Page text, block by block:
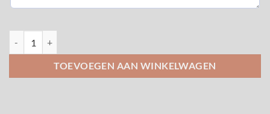
TOEVOEGEN AAN WINKELWAGEN